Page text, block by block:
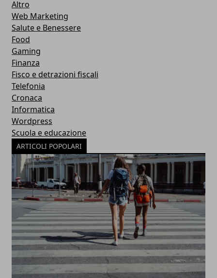
Altro
Web Marketing
Salute e Benessere
Food
Gaming
Finanza
Fisco e detrazioni fiscali
Telefonia
Cronaca
Informatica
Wordpress
Scuola e educazione
ARTICOLI POPOLARI